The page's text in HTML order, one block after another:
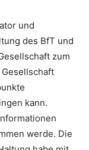
und
des BfT und
zum
kann.
werde. Die